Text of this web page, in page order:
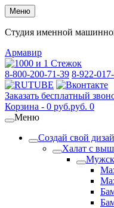
Меню
Студия именной
Армавир
8-800-200-71-39 8-922-
Заказать бесплатный
Корзина - 0 руб.руб. 0
Меню
Создай свой
Халат с